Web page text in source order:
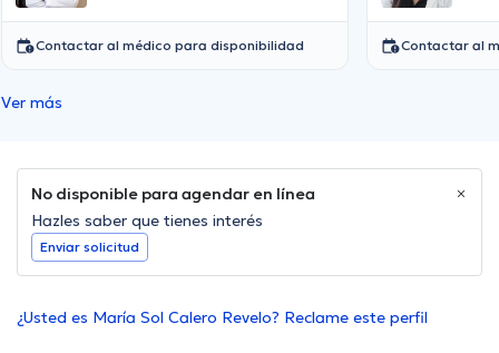
Contactar al médico para disponibilidad Contactar al
Ver más
No disponible para agendar en línea
Hazles saber que tienes interés
Enviar solicitud
¿Usted es María Sol Calero Revelo? Reclame este perfil